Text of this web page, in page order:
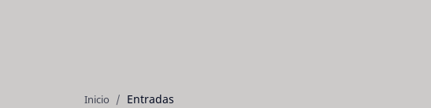
Inicio Entradas